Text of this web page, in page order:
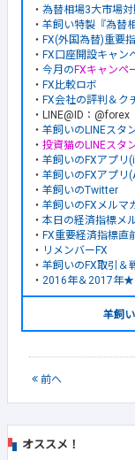
・ 為替相場3大市場対
・ 羊飼い特製『為替
・ FX(外国為替)重要
・ FX口座開設キャン
・ 今月の FXキャンペ
・ FX比較ロボ
・ FX会社の評判＆ク
・LINE@ID：@forex
・ 羊飼いのLINEスタ
・ 投資猫のLINEスタ
・ 羊飼いのFXアプリ
・ 羊飼いのFXアプリ
・ 羊飼いのTwitter
・ 羊飼いのFXメルマ
・ 本日の経済指標メ
・ FX重要経済指標直
・ リメンバーFX
・ 羊飼いのFX取引＆
・ 2016年＆2017年★
羊飼
前へ
オススメ！